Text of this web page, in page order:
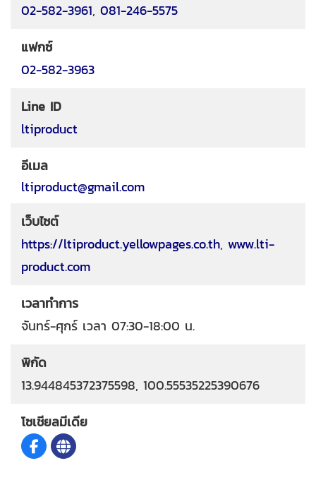
02-582-3961, 081-246-5575
แฟกซ์
02-582-3963
Line ID
ltiproduct
อีเมล
ltiproduct@gmail.com
เว็บไซต์
https://ltiproduct.yellowpages.co.th, www.lti-
product.com
เวลาทำการ
จันทร์-ศุกร์ เวลา 07:30-18:00 น.
พิกัด
13.944845372375598, 100.55535225390676
โซเชียลมีเดีย